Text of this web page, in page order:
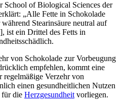
School of Biological Sciences der
„Alle Fette in Schokolade
Stearinsäure neutral auf
ist ein Drittel des Fetts in
von Schokolade zur Vorbeugung
empfehlen, kommt eine
regelmäßige Verzehr von
einen gesundheitlichen Nutzen
für die Herzgesundheitvorliegen.